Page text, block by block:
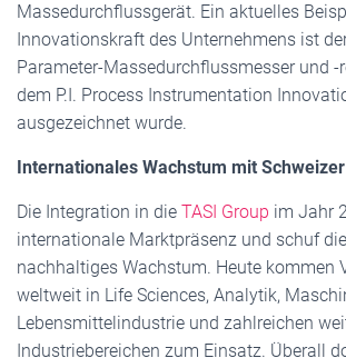
Massedurchflussgerät. Ein aktuelles
Innovationskraft des Unternehmens ist
Parameter-Massedurchflussmesser und -
dem P.I. Process Instrumentation
ausgezeichnet wurde.
Internationales Wachstum mit
Die Integration in die TASI Group im Jahr
internationale Marktpräsenz und schuf
nachhaltiges Wachstum. Heute kommen
weltweit in Life Sciences, Analytik,
Lebensmittelindustrie und zahlreichen
Industriebereichen zum Einsatz. Überall